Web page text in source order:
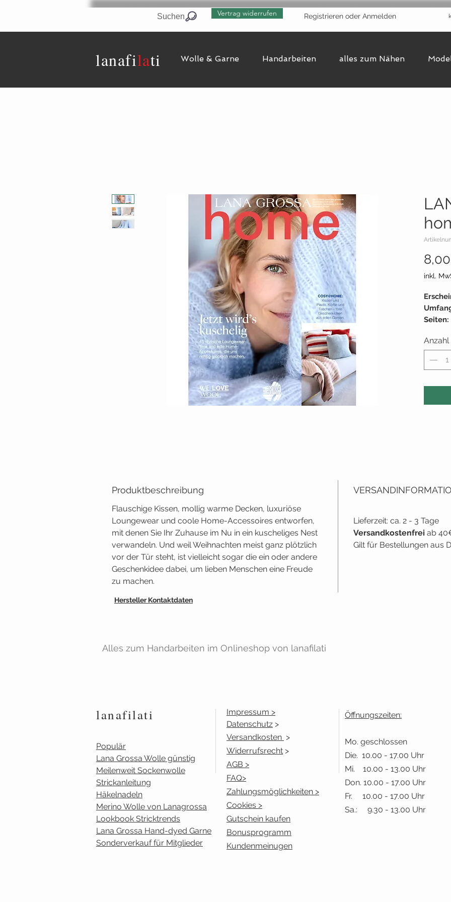
Suchen Vertrag widerrufen Registrieren oder Anmelden
lanafilati Wolle & Garne Handarbeiten alles zum Nähen
inkl.
Seiten:
Blick
Anzahl
Produktbeschreibung
Flauschige Kissen, mollig warme Decken, luxuriöse
Loungewear und coole Home-Accessoires entworfen,
mit denen Sie Ihr Zuhause im Nu in ein kuscheliges Nest
verwandeln. Und weil Weihnachten meist ganz plötzlich
vor der Tür steht, ist vielleicht sogar die ein oder andere
Geschenkidee dabei, um lieben Menschen eine Freude
zu machen.
Lieferzeit: ca. 2 - 3 Tage
Versandkostenfrei ab
Gilt für Bestellungen aus
Hersteller Kontaktdaten
Alles zum Handarbeiten im Onlineshop von lanafilati
lanafilati
Populär
Lana Grossa Wolle günstig
Meilenweit Sockenwolle
Strickanleitung
Häkelnadeln
Merino Wolle von Lanagrossa
Lookbook Stricktrends
Lana Grossa Hand-dyed Garne
Sonderverkauf für Mitglieder
Impressum >
Datenschutz >
Versandkosten >
Widerrufsrecht >
AGB >
FAQ>
Zahlungsmöglichkeiten >
Cookies >
Gutschein kaufen
Bonusprogramm
Kundenmeinugen
Öffnungszeiten:
Mo. geschlossen
Die. 10.00 - 17.00 Uhr
Mi. 10.00 - 13.00 Uhr
Don. 10.00 - 17.00 Uhr
Fr. 10.00 - 17.00 Uhr
Sa.: 9.30 - 13.00 Uhr